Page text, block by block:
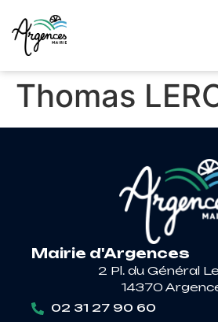
principal
Thomas
Mairie d'Argences
2 Pl. du Général
14370
02 31 27 90 60